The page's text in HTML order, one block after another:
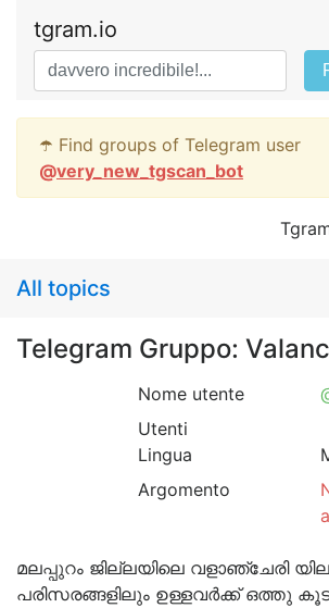
tgram.io
☂️ Find groups of Telegram user
@very_new_tgscan_bot
All topics
Telegram Gruppo:
Nome utente
Utenti
Lingua
Argomento
മലപ്പുറം ജില്ലയിലെ വളാഞ്ചേരി
പരിസരങ്ങളിലും ഉള്ളവര്‍ക്ക് ഒത്തു